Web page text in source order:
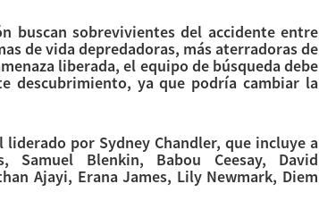
buscan sobrevivientes del accidente entre
de vida depredadoras, más aterradoras de
liberada, el equipo de búsqueda debe
descubrimiento, ya que podría cambiar la
por Sydney Chandler, que incluye a
Samuel Blenkin, Babou Ceesay, David
Ajayi, Erana James, Lily Newmark, Diem